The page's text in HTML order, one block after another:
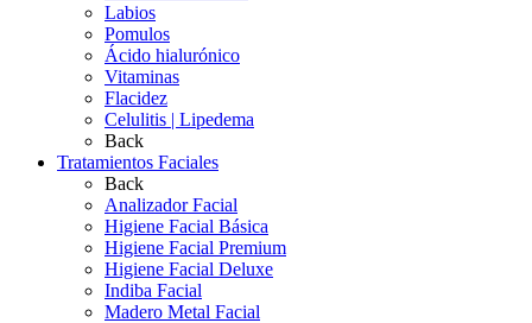
Labios
Pomulos
Ácido hialurónico
Vitaminas
Flacidez
Celulitis | Lipedema
Back
Tratamientos Faciales
Back
Analizador Facial
Higiene Facial Básica
Higiene Facial Premium
Higiene Facial Deluxe
Indiba Facial
Madero Metal Facial